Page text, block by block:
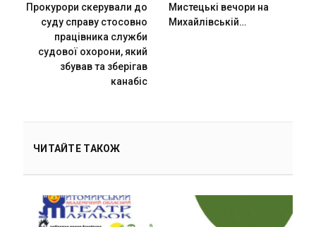
Прокурори скерували до
суду справу стосовно
працівника служби
судової охорони, який
збував та зберігав
канабіс
Мистецькі вечори на
Михайлівській…
ЧИТАЙТЕ ТАКОЖ